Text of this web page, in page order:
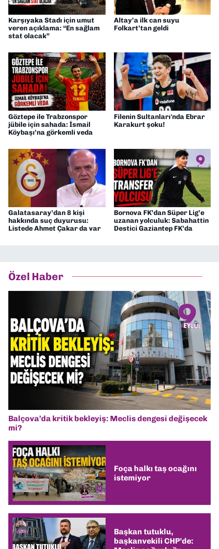
Karşıyaka Stadı için umut
veren açıklama: “En sağlam
stat olacak”
Altay’a ilk can suyu
Folkart’tan geldi
Göztepe ile Trabzonspor
jübile için sahada: İsmail
Köybaşı’na görkemli veda
Filenin Sultanları'nda Ebrar
Karakurt şoku!
Galatasaray’dan 8 kişi
hakkında suç duyurusu:
Listede Ahmet Çakar da var
Bornova FK’dan Süper Lig’e
uzanan yolculuk: Sabahattin
Destici Gaziantep FK’da
Özel Haber
Balçova’da kritik bekleyiş: Meclis dengesi değişecek
mi?
Foça halkı taş ocağını
istemiyor
Başkan tutuklu,
başkanvekili CHP’de: